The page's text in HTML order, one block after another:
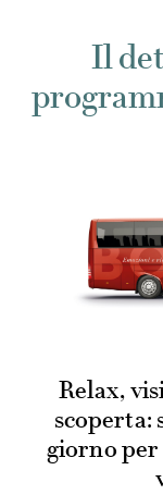
Il
Relax,
scoperta:
giorno